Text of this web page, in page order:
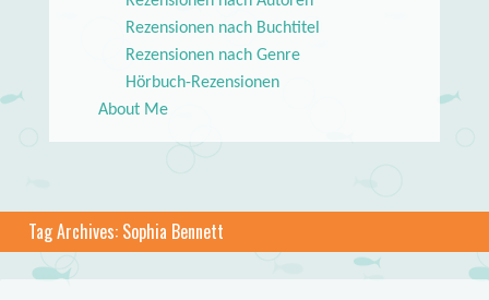
Rezensionen nach Buchtitel
Rezensionen nach Genre
Hörbuch-Rezensionen
About Me
Tag Archives: Sophia Bennett